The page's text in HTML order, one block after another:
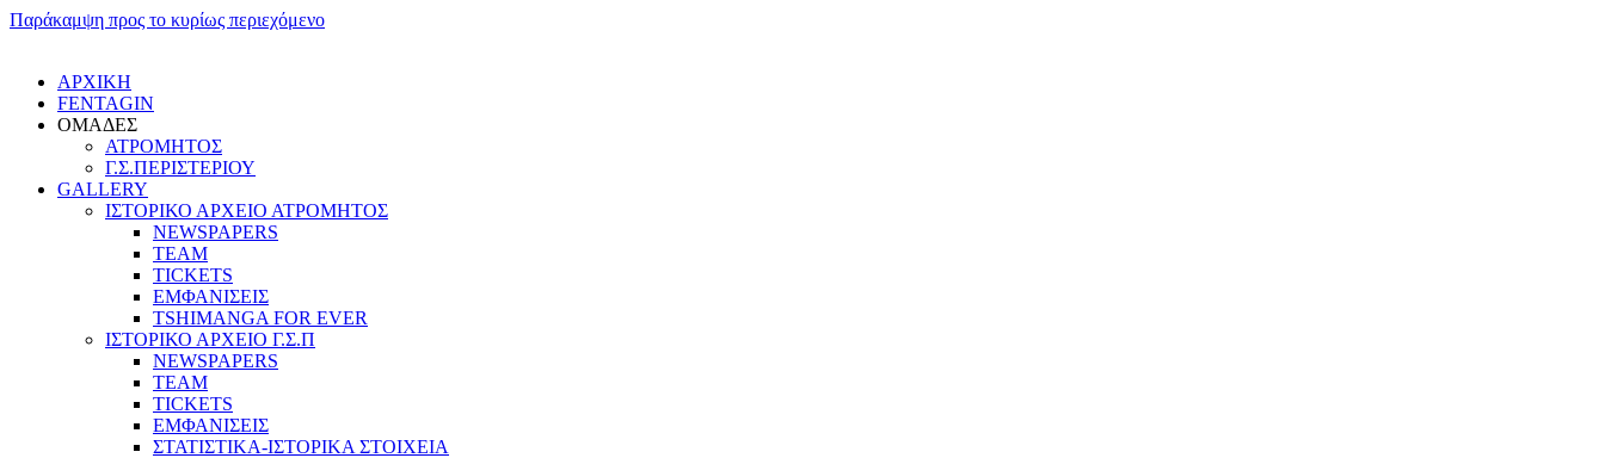
Παράκαμψη προς το κυρίως περιεχόμενο
ΑΡΧΙΚΗ
FENTAGIN
ΟΜΑΔΕΣ
ΑΤΡΟΜΗΤΟΣ
Γ.Σ.ΠEΡΙΣΤΕΡΙΟΥ
GALLERY
ΙΣΤΟΡΙΚΟ ΑΡΧΕΙΟ ΑΤΡΟΜΗΤΟΣ
NEWSPAPERS
TEAM
TICKETS
ΕΜΦΑΝΙΣΕΙΣ
TSHIMANGA FOR EVER
ΙΣΤΟΡΙΚΟ ΑΡΧΕΙΟ Γ.Σ.Π
NEWSPAPERS
TEAM
TICKETS
ΕΜΦΑΝΙΣΕΙΣ
ΣΤΑΤΙΣΤΙΚΑ-ΙΣΤΟΡΙΚΑ ΣΤΟΙΧΕΙΑ